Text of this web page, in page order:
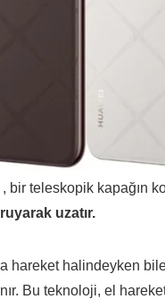
, bir teleskopik kapağın
uzatır.
hareket halindeyken
Bu teknoloji, el